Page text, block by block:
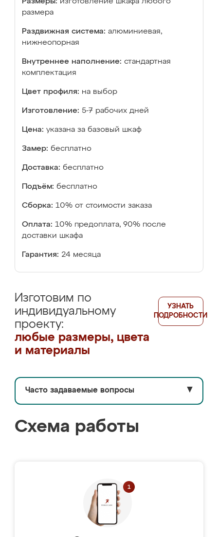
размера
Раздвижная система: алюминиевая,
нижнеопорная
Внутреннее наполнение: стандартная
комплектация
Цвет профиля: на выбор
Изготовление: 5-7 рабочих дней
Цена: указана за базовый шкаф
Замер: бесплатно
Доставка: бесплатно
Подъём: бесплатно
Сборка: 10% от стоимости заказа
Оплата: 10% предоплата, 90% после
доставки шкафа
Гарантия: 24 месяца
Изготовим по
индивидуальному
проекту:
любые размеры, цвета
и материалы
УЗНАТЬ
ПОДРОБНОСТИ
Часто задаваемые вопросы ▼
Схема работы